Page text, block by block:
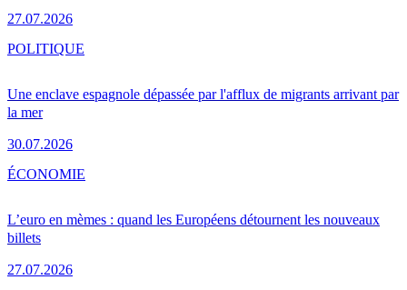
27.07.2026
Une enclave espagnole dépassée par l'afflux de migrants arrivant par
la mer
30.07.2026
POLITIQUE
L’euro en mèmes : quand les Européens détournent les nouveaux
billets
27.07.2026
ÉCONOMIE